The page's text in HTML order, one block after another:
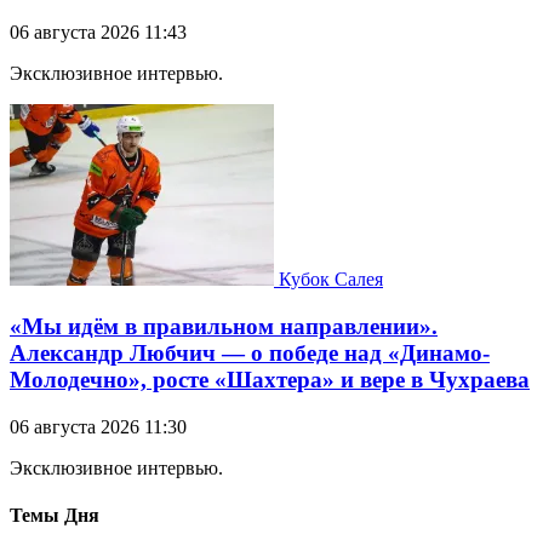
06 августа 2026 11:43
Эксклюзивное интервью.
Кубок Салея
«Мы идём в правильном направлении».
Александр Любчич — о победе над «Динамо-
Молодечно», росте «Шахтера» и вере в Чухраева
06 августа 2026 11:30
Эксклюзивное интервью.
Темы Дня